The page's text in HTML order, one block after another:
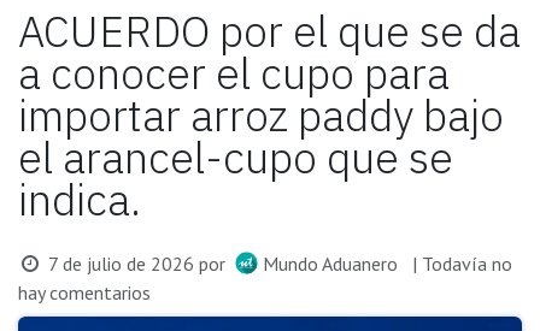
ACUERDO por el que se da
a conocer el cupo para
importar arroz paddy bajo
el arancel-cupo que se
indica.
7 de julio de 2026 por Mundo Aduanero
| Todavía no
hay comentarios